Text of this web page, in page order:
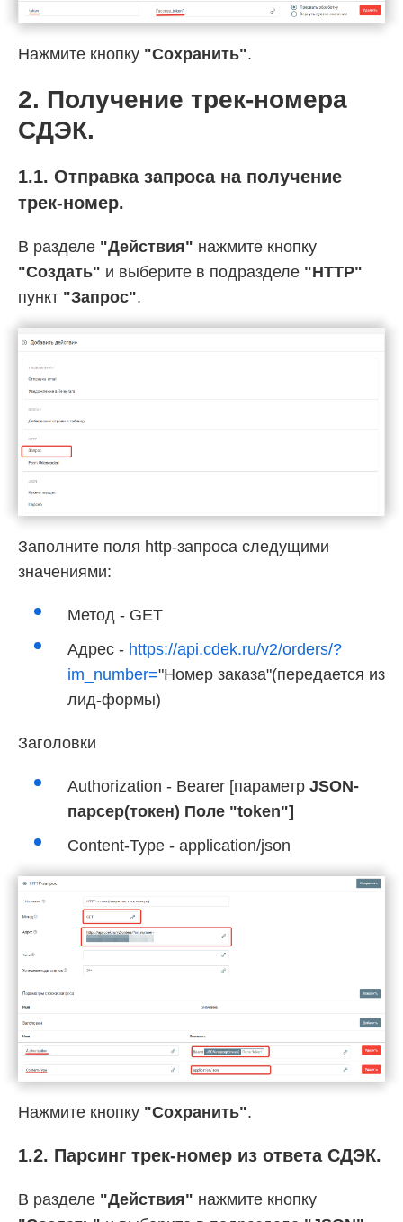
Нажмите кнопку "Сохранить".
2. Получение трек-номера
СДЭК.
1.1. Отправка запроса на получение
трек-номер.
В разделе "Действия" нажмите кнопку
"Создать" и выберите в подразделе "HTTP"
пункт "Запрос".
Заполните поля http-запроса следущими
значениями:
Метод - GET
Адрес - https://api.cdek.ru/v2/orders/?
im_number="Номер заказа"(передается из
лид-формы)
Заголовки
Authorization - Bearer [параметр JSON-
парсер(токен) Поле "token"]
Content-Type - application/json
Нажмите кнопку "Сохранить".
1.2. Парсинг трек-номер из ответа СДЭК.
В разделе "Действия" нажмите кнопку